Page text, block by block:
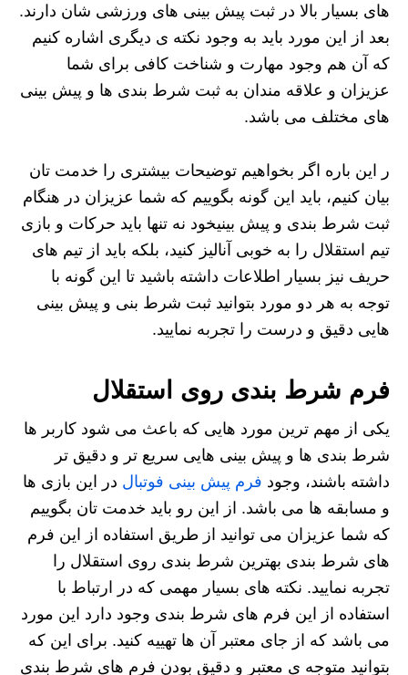
های بسیار بالا در ثبت پیش بینی های ورزشی شان دارند.
بعد از این مورد باید به وجود نکته ی دیگری اشاره کنیم
که آن هم وجود مهارت و شناخت کافی برای شما
عزیزان و علاقه مندان به ثبت شرط بندی ها و پیش بینی
های مختلف می باشد.
ر این باره اگر بخواهیم توضیحات بیشتری را خدمت تان
بیان کنیم، باید این گونه بگوییم که شما عزیزان در هنگام
ثبت شرط بندی و پیش بینیخود نه تنها باید حرکات و بازی
تیم استقلال را به خوبی آنالیز کنید، بلکه باید از تیم های
حریف نیز بسیار اطلاعات داشته باشید تا این گونه با
توجه به هر دو مورد بتوانید ثبت شرط بنی و پیش بینی
هایی دقیق و درست را تجربه نمایید.
فرم شرط بندی روی استقلال
یکی از مهم ترین مورد هایی که باعث می شود کاربر ها
شرط بندی ها و پیش بینی هایی سریع تر و دقیق تر
داشته باشند، وجود فرم پیش بینی فوتبال در این بازی ها
و مسابقه ها می باشد. از این رو باید خدمت تان بگوییم
که شما عزیزان می توانید از طریق استفاده از این فرم
های شرط بندی بهترین شرط بندی روی استقلال را
تجربه نمایید. نکته های بسیار مهمی که در ارتباط با
استفاده از این فرم های شرط بندی وجود دارد این مورد
می باشد که از جای معتبر آن ها تهییه کنید. برای این که
بتوانید متوجه ی معتبر و دقیق بودن فرم های شرط بندی